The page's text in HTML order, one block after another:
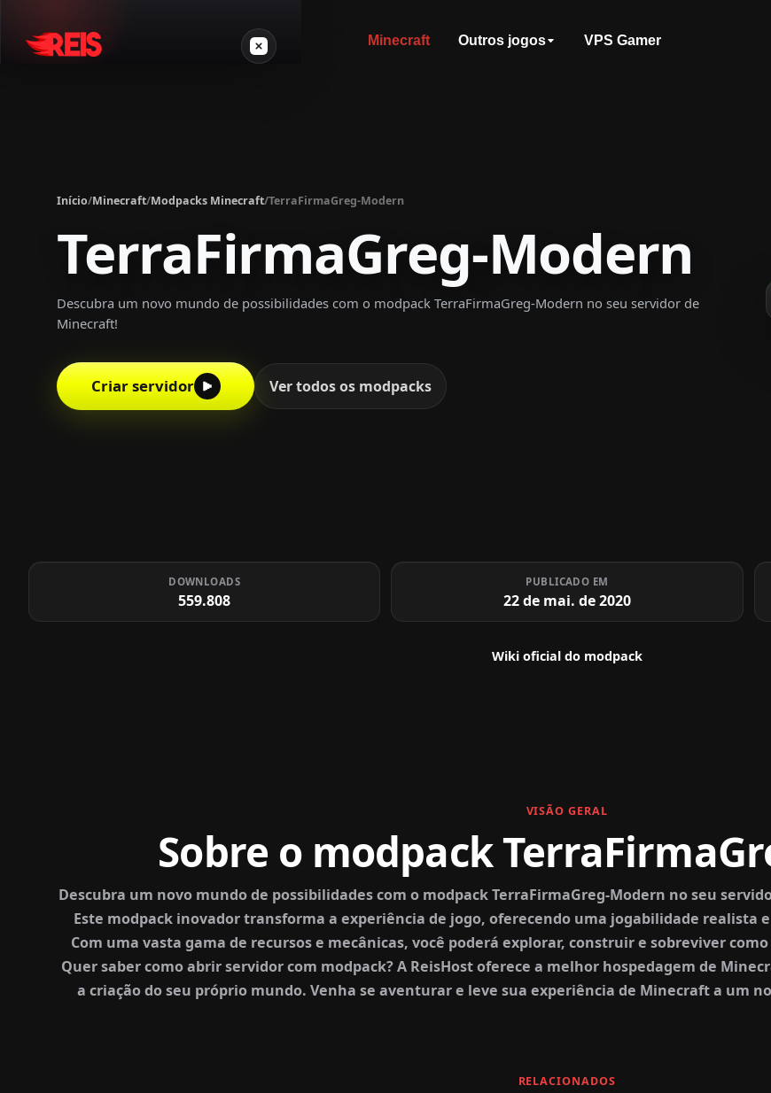
Minecraft Outros jogos VPS Gamer
Crie seu servidor
Início/Minecraft/Modpacks Minecraft/TerraFirmaGreg-Modern
TerraFirmaGreg-Modern
Descubra um novo mundo de possibilidades com o modpack TerraFirmaGreg-Modern no seu servidor de
Minecraft!
Criar servidor Ver todos os modpacks
DOWNLOADS
559.808
PUBLICADO EM
22 de mai. de 2020
Wiki oficial do modpack
VISÃO GERAL
Sobre o modpack
Descubra um novo mundo de possibilidades com o modpack TerraFirmaGreg-Modern no seu
Este modpack inovador transforma a experiência de jogo, oferecendo uma jogabilidade realista
Com uma vasta gama de recursos e mecânicas, você poderá explorar, construir e sobreviver
Quer saber como abrir servidor com modpack? A ReisHost oferece a melhor hospedagem de
a criação do seu próprio mundo. Venha se aventurar e leve sua experiência de Minecraft a um
RELACIONADOS